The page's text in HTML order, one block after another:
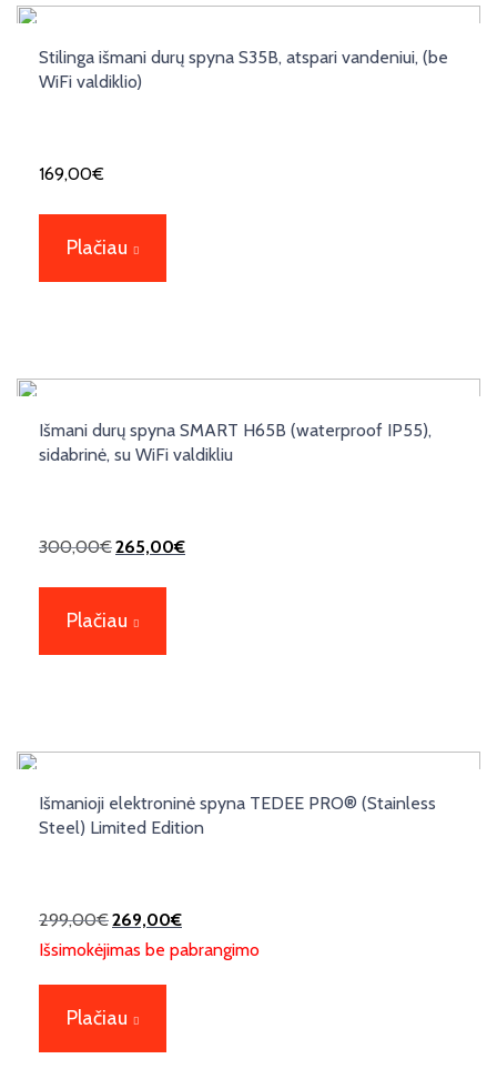
Stilinga išmani durų spyna S35B, atspari vandeniui, (be
WiFi valdiklio)
169,00€
Plačiau
Išmani durų spyna SMART H65B (waterproof IP55),
sidabrinė, su WiFi valdikliu
300,00€265,00€
Plačiau
Išmanioji elektroninė spyna TEDEE PRO® (Stainless
Steel) Limited Edition
299,00€269,00€
Išsimokėjimas be pabrangimo
Plačiau